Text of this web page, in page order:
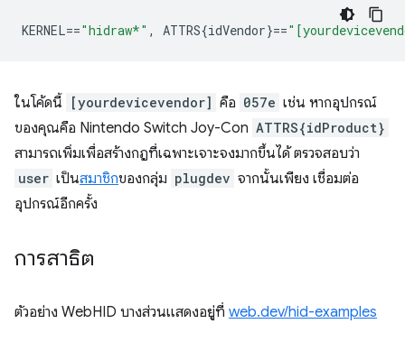
KERNEL=="hidraw*" , ATTRS{idVendor}==
ในโค้ดนี้ [yourdevicevendor] คือ 057e เช่น หากอุปกรณ์
ของคุณคือ Nintendo Switch Joy-Con ATTRS{idProduct}
สามารถเพิ่มเพื่อสร้างกฎที่เฉพาะเจาะจงมากขึ้นได้ ตรวจสอบว่า
user เป็นสมาชิกของกลุ่ม plugdev จากนั้นเพียง เชื่อมต่อ
อุปกรณ์อีกครั้ง
การสาธิต
ตัวอย่าง WebHID บางส่วนแสดงอยู่ที่ web.dev/hid-examples